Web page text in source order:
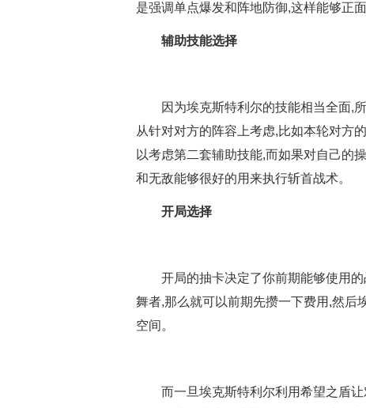
是强调单点爆发和阵地防御,这样能够正
辅助技能选择
因为埃克斯特利尔的技能相当全面,
从针对对方的阵容上考虑,比如本轮对方
以考虑第二套辅助技能,而如果对自己的
和无敌能够很好的用来执行斩首战术。
开局选择
开局的抽卡决定了你前期能够使用
舞者,那么就可以前期先攒一下费用,然后
空间。
而一旦埃克斯特利尔利用希望之盾